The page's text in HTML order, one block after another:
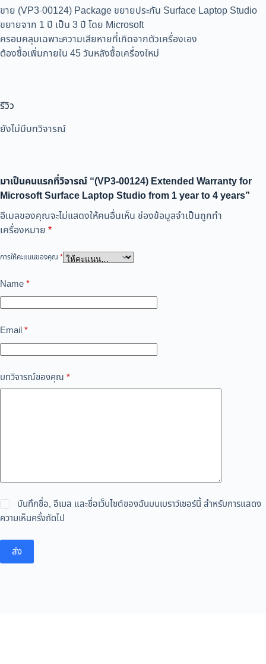
ขาย (VP3-00124) Package ขยายประกัน Surface Laptop Studio
ขยายจาก 1 ปี เป็น 3 ปี โดย Microsoft
ครอบคลุมเฉพาะความเสียหายที่เกิดจากตัวเครื่องเอง
ต้องซื้อเพิ่มภายใน 45 วันหลังซื้อเครื่องใหม่
รีวิว
ยังไม่มีบทวิจารณ์
มาเป็นคนแรกที่วิจารณ์ “(VP3-00124) Extended Warranty for
Microsoft Surface Laptop Studio from 1 year to 4 years”
อีเมลของคุณจะไม่แสดงให้คนอื่นเห็น ช่องข้อมูลจำเป็นถูกทำ
เครื่องหมาย *
การให้คะแนนของคุณ *
Name*
Email*
บทวิจารณ์ของคุณ *
บันทึกชื่อ, อีเมล และชื่อเว็บไซต์ของฉันบนเบราว์เซอร์นี้ สำหรับการแสดง
ความเห็นครั้งถัดไป
ส่ง